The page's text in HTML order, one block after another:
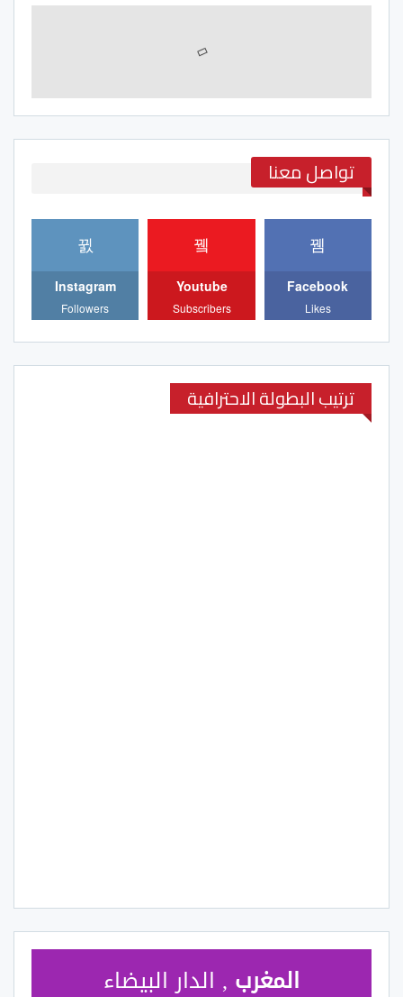
تواصل معنا
Facebook
Likes
Youtube
Subscribers
Instagram
Followers
ترتيب البطولة الاحترافية